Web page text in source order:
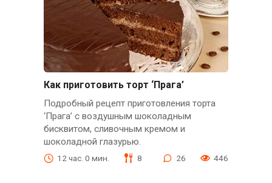
Как приготовить торт ‘Прага’
Подробный рецепт приготовления торта
‘Прага’ с воздушным шоколадным
бисквитом, сливочным кремом и
шоколадной глазурью.
12 час. 0 мин. 8 26 446